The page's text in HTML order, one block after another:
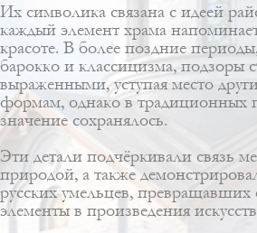
Их символика связана с идеей
каждый элемент храма
красоте. В более поздние
барокко и классицизма, подзоры
выраженными, уступая место
формам, однако в традиционных
значение сохранялось.
Эти детали подчёркивали связь
природой, а также
русских умельцев,
элементы в произведения